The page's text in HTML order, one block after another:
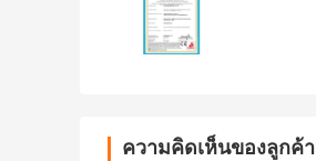
ความคิดเห็นของลูกค้า